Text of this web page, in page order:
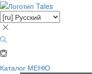
Каталог МЕНЮ